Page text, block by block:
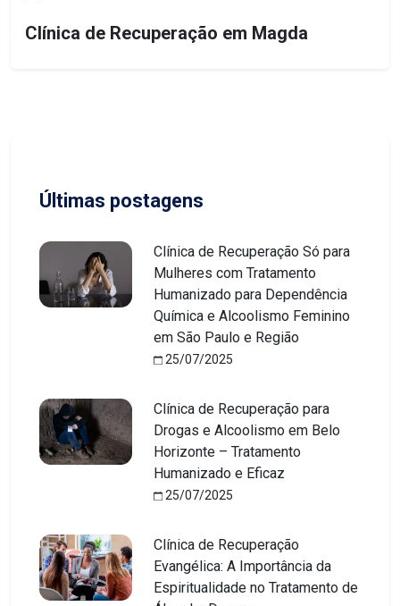
Clínica de Recuperação em Magda
Últimas postagens
Clínica de Recuperação Só para
Mulheres com Tratamento
Humanizado para Dependência
Química e Alcoolismo Feminino
em São Paulo e Região
25/07/2025
Clínica de Recuperação para
Drogas e Alcoolismo em Belo
Horizonte – Tratamento
Humanizado e Eficaz
25/07/2025
Clínica de Recuperação
Evangélica: A Importância da
Espiritualidade no Tratamento de